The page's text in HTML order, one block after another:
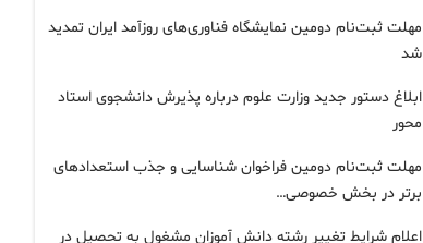
مهلت ثبت‌نام دومین نمایشگاه فناوری‌های روزآمد ایران تمدید
شد
ابلاغ دستور جدید وزارت علوم درباره پذیرش دانشجوی استاد
محور
مهلت ثبت‌نام دومین فراخوان شناسایی و جذب استعدادهای
برتر در بخش خصوصی…
اعلام شرایط تغییر رشته دانش آموزان مشغول به تحصیل در